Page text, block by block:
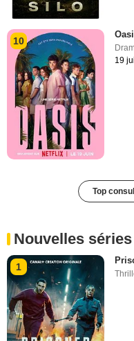
10
19
Top
Nouvelles
1